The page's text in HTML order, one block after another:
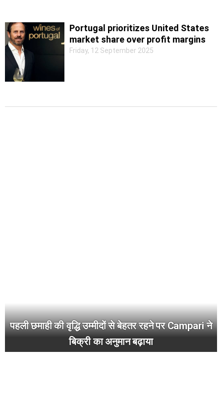
Portugal prioritizes United States
market share over profit margins
Friday, 12 September 2025
पहली छमाही की वृद्धि उम्मीदों से बेहतर रहने पर Campari ने
बिक्री का अनुमान बढ़ाया